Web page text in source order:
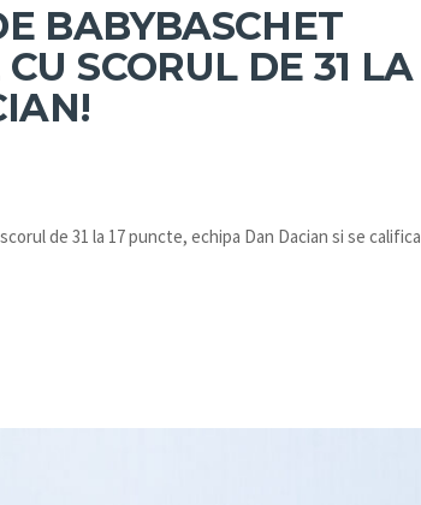
BABYBASCHET
SCORUL DE 31 LA
de 31 la 17 puncte, echipa Dan Dacian si se califica